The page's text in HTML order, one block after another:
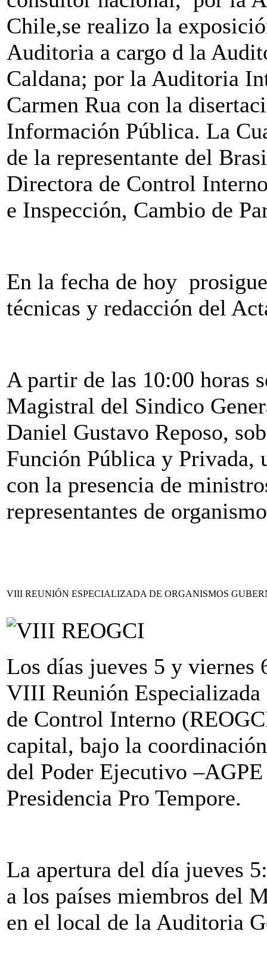
Chile,se realizo la
Auditoria a cargo d la
Caldana; por la Auditoria
Carmen Rua con la
Información Pública. La
de la representante del
Directora de Control
e Inspección, Cambio de
En la fecha de hoy
técnicas y redacción del
A partir de las 10:00 horas
Magistral del Sindico
Daniel Gustavo Reposo,
Función Pública y Privada,
con la presencia de
representantes de
VIII REUNIÓN ESPECIALIZADA DE ORGANISMOS
Los días jueves 5 y viernes
VIII Reunión Especializada
de Control Interno
capital, bajo la
del Poder Ejecutivo
Presidencia Pro Tempore.
La apertura del día jueves
a los países miembros del
en el local de la Auditoria